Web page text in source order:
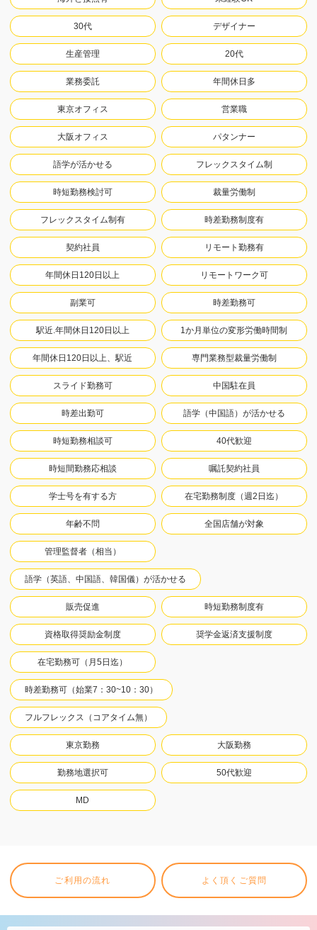
30代 デザイナー
生産管理 20代
業務委託 年間休日多
東京オフィス 営業職
大阪オフィス パタンナー
語学が活かせる フレックスタイム制
時短勤務検討可 裁量労働制
フレックスタイム制有 時差勤務制度有
契約社員 リモート勤務有
年間休日120日以上 リモートワーク可
副業可 時差勤務可
駅近.年間休日120日以上 1か月単位の変形労働時間制
年間休日120日以上、駅近 専門業務型裁量労働制
スライド勤務可 中国駐在員
時差出勤可 語学（中国語）が活かせる
時短勤務相談可 40代歓迎
時短間勤務応相談 嘱託契約社員
学士号を有する方 在宅勤務制度（週2日迄）
年齢不問 全国店舗が対象
管理監督者（相当）
語学（英語、中国語、韓国儀）が活かせる
販売促進 時短勤務制度有
資格取得奨励金制度 奨学金返済支援制度
在宅勤務可（月5日迄）
時差勤務可（始業7：30~10：30）
フルフレックス（コアタイム無）
東京勤務 大阪勤務
勤務地選択可 50代歓迎
MD
ご利用の流れ よく頂くご質問